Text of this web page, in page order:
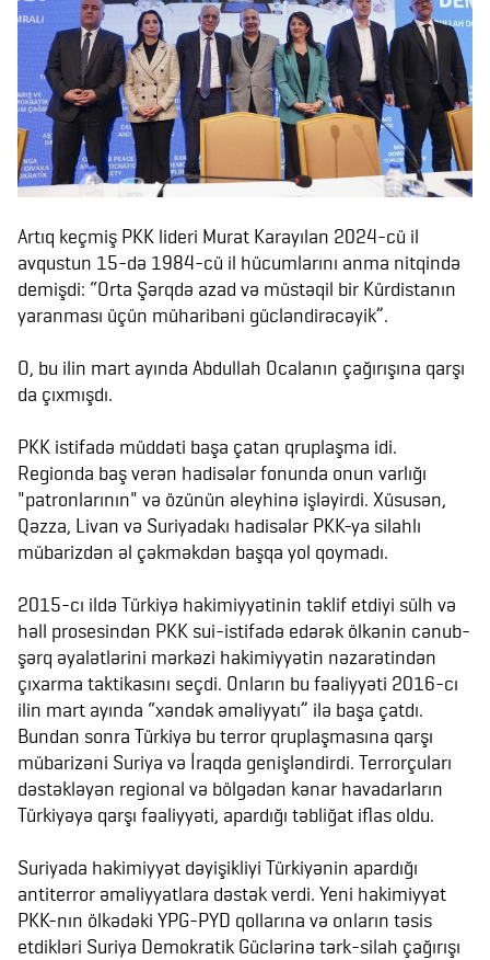
Artıq keçmiş PKK lideri Murat Karayılan 2024-cü il
avqustun 15-də 1984-cü il hücumlarını anma nitqində
demişdi: “Orta Şərqdə azad və müstəqil bir Kürdistanın
yaranması üçün müharibəni gücləndirəcəyik”.
O, bu ilin mart ayında Abdullah Ocalanın çağırışına qarşı
da çıxmışdı.
PKK istifadə müddəti başa çatan qruplaşma idi.
Regionda baş verən hadisələr fonunda onun varlığı
"patronlarının" və özünün əleyhinə işləyirdi. Xüsusən,
Qəzza, Livan və Suriyadakı hadisələr PKK-ya silahlı
mübarizdən əl çəkməkdən başqa yol qoymadı.
2015-cı ildə Türkiyə hakimiyyətinin təklif etdiyi sülh və
həll prosesindən PKK sui-istifadə edərək ölkənin cənub-
şərq əyalətlərini mərkəzi hakimiyyətin nəzarətindən
çıxarma taktikasını seçdi. Onların bu fəaliyyəti 2016-cı
ilin mart ayında “xəndək əməliyyatı” ilə başa çatdı.
Bundan sonra Türkiyə bu terror qruplaşmasına qarşı
mübarizəni Suriya və İraqda genişləndirdi. Terrorçuları
dəstəkləyən regional və bölgədən kənar havadarların
Türkiyəyə qarşı fəaliyyəti, apardığı təbliğat iflas oldu.
Suriyada hakimiyyət dəyişikliyi Türkiyənin apardığı
antiterror əməliyyatlara dəstək verdi. Yeni hakimiyyət
PKK-nın ölkədəki YPG-PYD qollarına və onların təsis
etdikləri Suriya Demokratik Güclərinə tərk-silah çağırışı